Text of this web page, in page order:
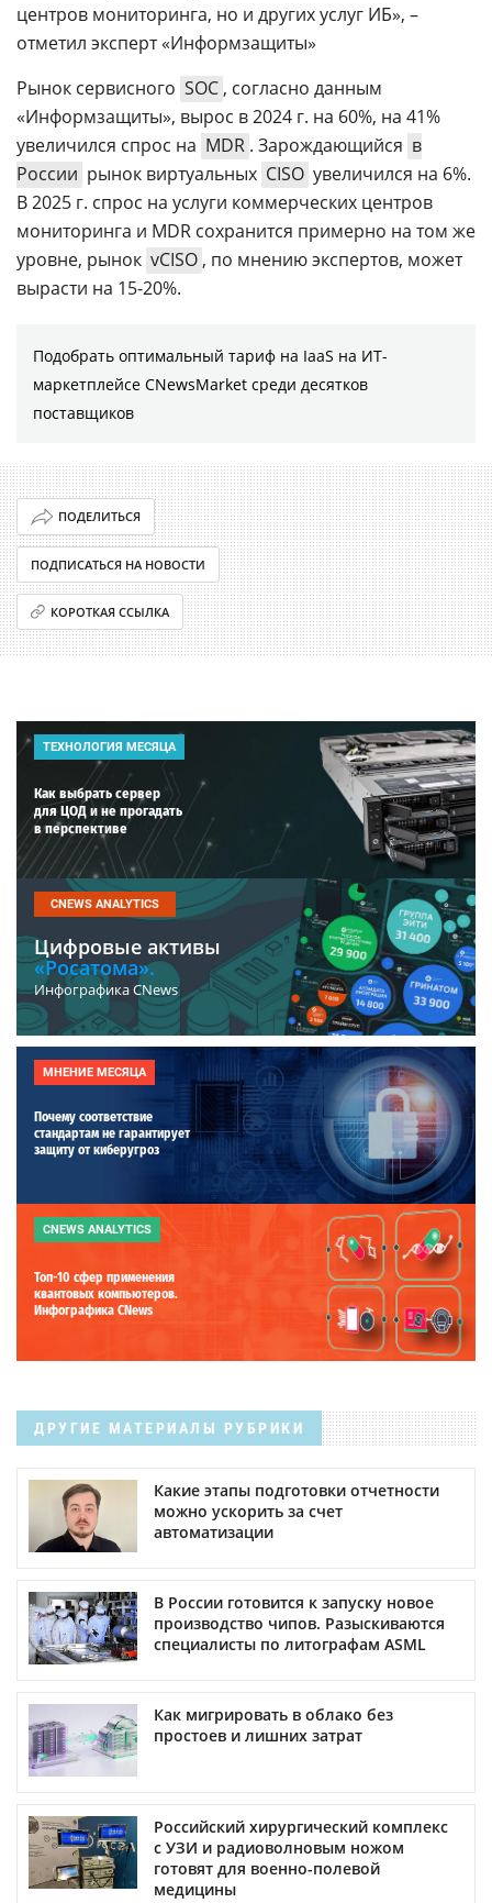
центров мониторинга, но и других услуг ИБ», –
отметил эксперт «Информзащиты»
Рынок сервисного SOC , согласно данным
«Информзащиты», вырос в 2024 г. на 60%, на 41%
увеличился спрос на MDR . Зарождающийся в
России рынок виртуальных CISO увеличился на 6%.
В 2025 г. спрос на услуги коммерческих центров
мониторинга и MDR сохранится примерно на том же
уровне, рынок vCISO , по мнению экспертов, может
вырасти на 15-20%.
Подобрать оптимальный тариф на IaaS на ИТ-
маркетплейсе CNewsMarket среди десятков
поставщиков
ПОДЕЛИТЬСЯ
ПОДПИСАТЬСЯ НА НОВОСТИ
КОРОТКАЯ ССЫЛКА
ТЕХНОЛОГИЯ МЕСЯЦА
Как выбрать сервер
для ЦОД и не прогадать
в перспективе
CNEWS ANALYTICS
Цифровые активы
«Росатома».
Инфографика CNews
МНЕНИЕ МЕСЯЦА
Почему соответствие
стандартам не гарантирует
защиту от киберугроз
CNEWS ANALYTICS
Топ-10 сфер применения
квантовых компьютеров.
Инфографика CNews
ДРУГИЕ МАТЕРИАЛЫ РУБРИКИ
Какие этапы подготовки отчетности
можно ускорить за счет
автоматизации
В России готовится к запуску новое
производство чипов. Разыскиваются
специалисты по литографам ASML
Как мигрировать в облако без
простоев и лишних затрат
Российский хирургический комплекс
с УЗИ и радиоволновым ножом
готовят для военно-полевой
медицины